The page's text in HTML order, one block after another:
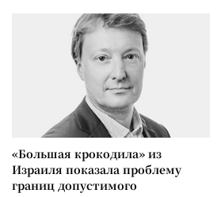
«Большая крокодила» из
Израиля показала проблему
границ допустимого